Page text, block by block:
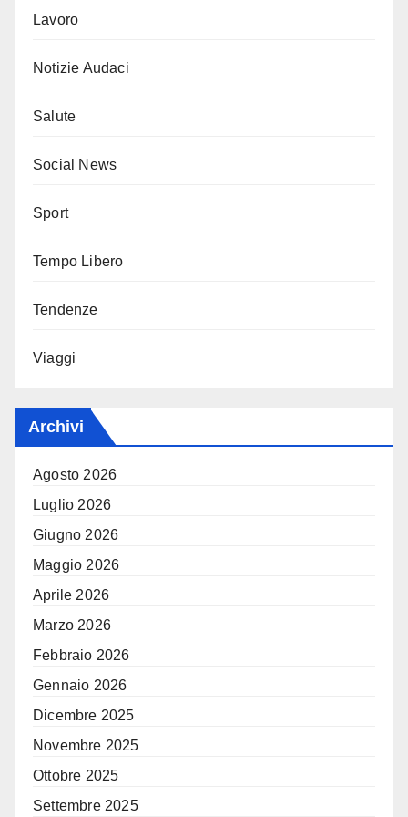
Lavoro
Notizie Audaci
Salute
Social News
Sport
Tempo Libero
Tendenze
Viaggi
Archivi
Agosto 2026
Luglio 2026
Giugno 2026
Maggio 2026
Aprile 2026
Marzo 2026
Febbraio 2026
Gennaio 2026
Dicembre 2025
Novembre 2025
Ottobre 2025
Settembre 2025